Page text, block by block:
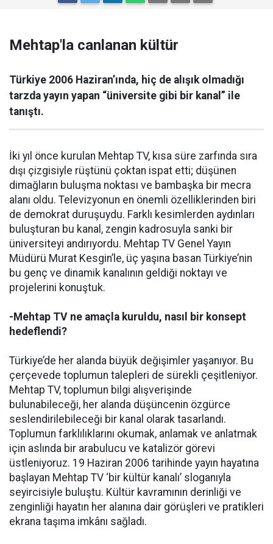
Mehtap'la canlanan kültür
Türkiye 2006 Haziran’ında, hiç de alışık olmadığı
tarzda yayın yapan “üniversite gibi bir kanal” ile
tanıştı.
İki yıl önce kurulan Mehtap TV, kısa süre zarfında sıra
dışı çizgisiyle rüştünü çoktan ispat etti; düşünen
dimağların buluşma noktası ve bambaşka bir mecra
alanı oldu. Televizyonun en önemli özelliklerinden biri
de demokrat duruşuydu. Farklı kesimlerden aydınları
buluşturan bu kanal, zengin kadrosuyla sanki bir
üniversiteyi andırıyordu. Mehtap TV Genel Yayın
Müdürü Murat Kesgin’le, üç yaşına basan Türkiye’nin
bu genç ve dinamik kanalının geldiği noktayı ve
projelerini konuştuk.
-Mehtap TV ne amaçla kuruldu, nasıl bir konsept
hedeflendi?
Türkiye’de her alanda büyük değişimler yaşanıyor. Bu
çerçevede toplumun talepleri de sürekli çeşitleniyor.
Mehtap TV, toplumun bilgi alışverişinde
bulunabileceği, her alanda düşüncenin özgürce
seslendirilebileceği bir kanal olarak tasarlandı.
Toplumun farklılıklarını okumak, anlamak ve anlatmak
için aslında bir arabulucu ve katalizör görevi
üstleniyoruz. 19 Haziran 2006 tarihinde yayın hayatına
başlayan Mehtap TV ‘bir kültür kanalı’ sloganıyla
seyircisiyle buluştu. Kültür kavramının derinliği ve
zenginliği hayatın her alanına dair görüşleri ve pratikleri
ekrana taşıma imkânı sağladı.